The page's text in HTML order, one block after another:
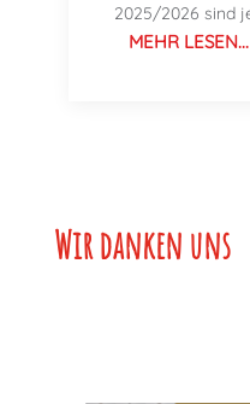
2025/2026 sind
MEHR LESEN...
Wir danken unse